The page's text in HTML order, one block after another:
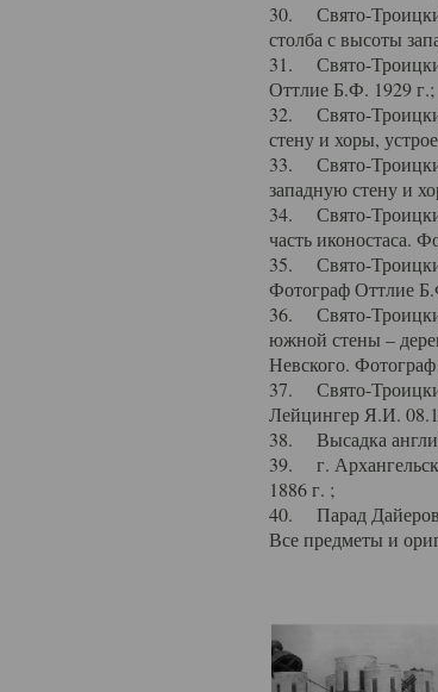
30. Свято-
столба с высоты
31. Свято-
Оттлие Б.Ф. 1929 г.;
32. Свято-
стену и хоры,
33. Свято-
западную стену и
34. Свято-
часть иконостаса.
35. Свято-
Фотограф Оттлие
36. Свято-
южной стены –
Невского.
37. Свято-
Лейцингер Я.И.
38. Высадка
39. г.
1886 г. ;
40. Парад
Все предметы и